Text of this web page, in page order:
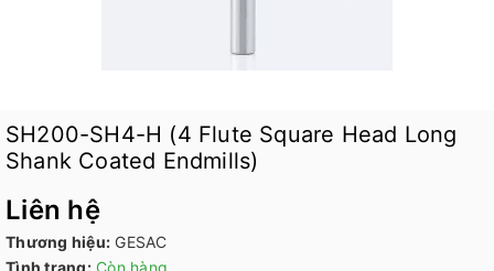
SH200-SH4-H (4 Flute Square Head Long
Shank Coated Endmills)
Liên hệ
Thương hiệu: GESAC